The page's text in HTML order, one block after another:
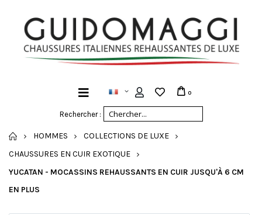
Rechercher :
0
ACCUEIL
HOMMES
COLLECTIONS DE LUXE
CHAUSSURES EN CUIR EXOTIQUE
YUCATAN - MOCASSINS REHAUSSANTS EN CUIR JUSQU'À 6 CM
EN PLUS